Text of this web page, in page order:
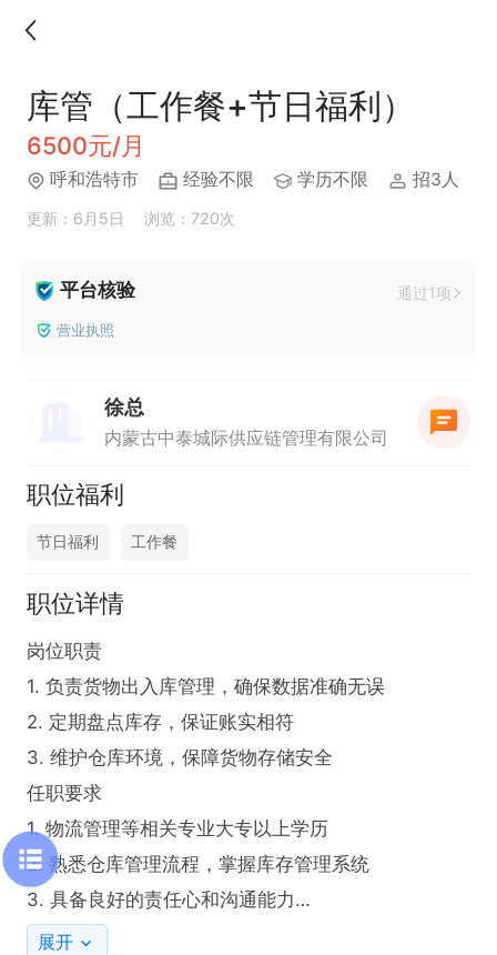
库管（工作餐+节日福利）
6500元/月
呼和浩特市 经验不限 学历不限 招3人
更新：6月5日 浏览：720次
平台核验 通过1项
营业执照
徐总
内蒙古中泰城际供应链管理有限公司
职位福利
节日福利 工作餐
职位详情
岗位职责
1. 负责货物出入库管理，确保数据准确无误
2. 定期盘点库存，保证账实相符
3. 维护仓库环境，保障货物存储安全
任职要求
1. 物流管理等相关专业大专以上学历
2. 熟悉仓库管理流程，掌握库存管理系统
3. 具备良好的责任心和沟通能力
4. 有仓库管理经验者优先
展开